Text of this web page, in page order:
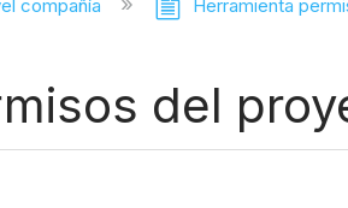
compañía Herramienta
del